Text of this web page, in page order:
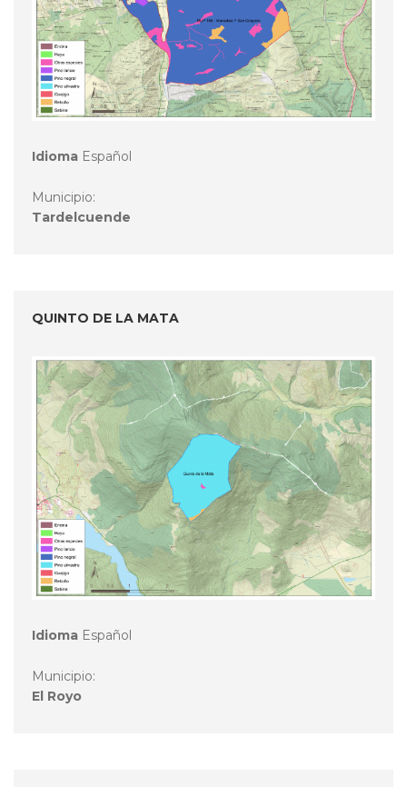
Idioma Español
Municipio:
Tardelcuende
QUINTO DE LA MATA
Idioma Español
Municipio:
El Royo